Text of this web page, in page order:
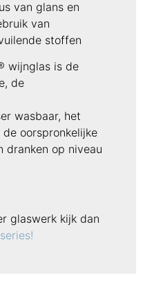
van glans en
van
stoffen
wijnglas is de
de
wasbaar, het
oorspronkelijke
dranken op niveau
glaswerk kijk dan